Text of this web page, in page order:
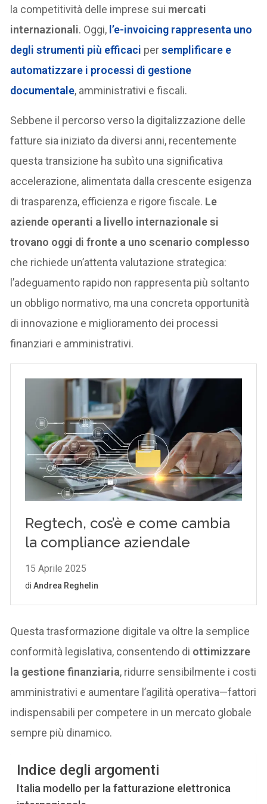
la competitività delle imprese sui mercati
internazionali. Oggi, l’e-invoicing rappresenta uno
degli strumenti più efficaci persemplificare e
automatizzare i processi di gestione
documentale, amministrativi e fiscali.
Sebbene il percorso verso la digitalizzazione delle
fatture sia iniziato da diversi anni, recentemente
questa transizione ha subìto una significativa
accelerazione, alimentata dalla crescente esigenza
di trasparenza, efficienza e rigore fiscale. Le
aziende operanti a livello internazionale si
trovano oggi di fronte a uno scenario complesso
che richiede un’attenta valutazione strategica:
l’adeguamento rapido non rappresenta più soltanto
un obbligo normativo, ma una concreta opportunità
di innovazione e miglioramento dei processi
finanziari e amministrativi.
Questa trasformazione digitale va oltre la semplice
conformità legislativa, consentendo di ottimizzare
la gestione finanziaria, ridurre sensibilmente i costi
amministrativi e aumentare l’agilità operativa—fattori
indispensabili per competere in un mercato globale
sempre più dinamico.
Indice degli argomenti
Italia modello per la fatturazione elettronica